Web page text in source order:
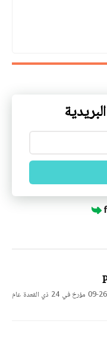
قانون رقم 26-09 يتضمن قانون المرور PDF قانون رقم 26-09 مؤرخ في 24 ذي القعدة عام